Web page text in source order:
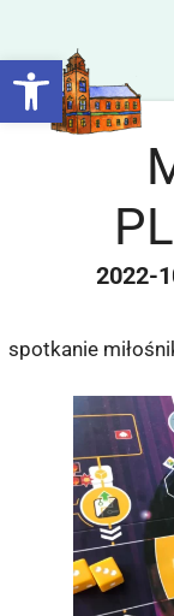
Otwórz
2022-
spotkanie